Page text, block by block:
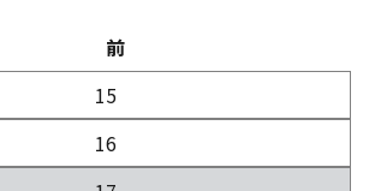
前
15
16